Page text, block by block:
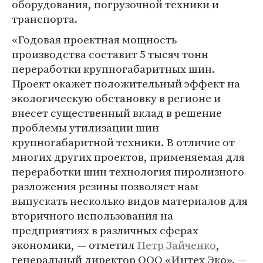
оборудования, погрузочной техники и
транспорта.
«Годовая проектная мощность
производства составит 5 тысяч тонн
переработки крупногабаритных шин.
Проект окажет положительный эффект на
экологическую обстановку в регионе и
внесет существенный вклад в решение
проблемы утилизации шин
крупногабаритной техники. В отличие от
многих других проектов, применяемая для
переработки шин технология пиролизного
разложения резины позволяет нам
выпускать несколько видов материалов для
вторичного использования на
предприятиях в различных сферах
экономики, — отметилПетр Зайченко,
генеральный директор ООО «Интех Эко». —